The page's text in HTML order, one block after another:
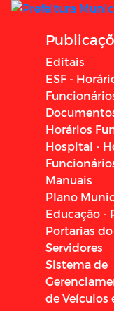
Editais
ESF -
Horários
Hospital -
Manuais
Plano
Educação -
Portarias
Servidores
Sistema de
de Veículos